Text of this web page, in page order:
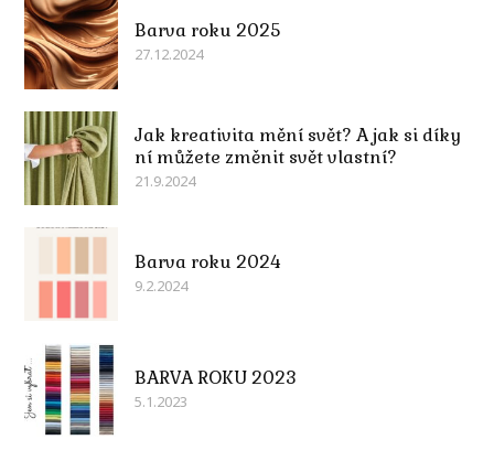
Barva roku 2025
27.12.2024
Jak kreativita mění svět? A jak si díky
ní můžete změnit svět vlastní?
21.9.2024
Barva roku 2024
9.2.2024
BARVA ROKU 2023
5.1.2023